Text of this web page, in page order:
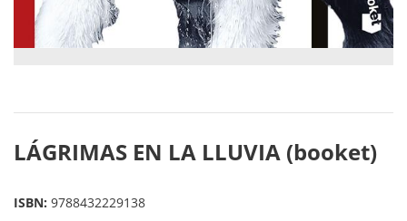
LÁGRIMAS EN LA LLUVIA (booket)
ISBN: 9788432229138